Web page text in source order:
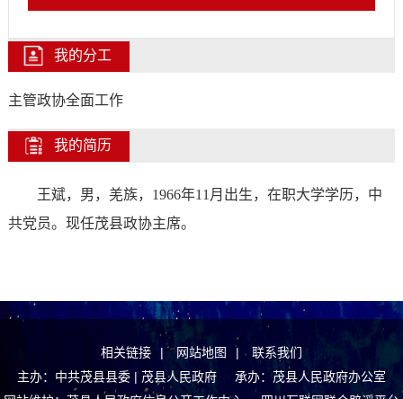
我的分工
主管政协全面工作
我的简历
王斌，男，羌族，1966年11月出生，在职大学学历， 中
共党员。 现任茂县政协主席。
相关链接 | 网站地图 |
联系我们
主办：中共茂县县委 | 茂县人民政府 承办：茂县人民政府办公室